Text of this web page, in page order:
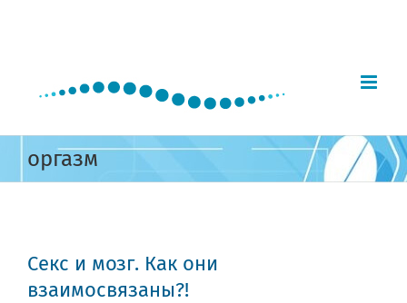
оргазм
Секс и мозг. Как они
взаимосвязаны?!